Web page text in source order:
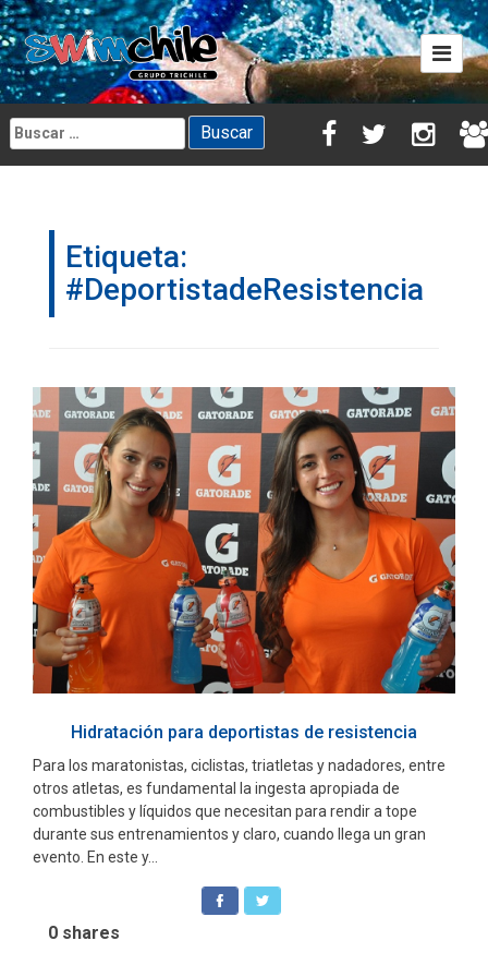
Skip
to
content
Buscar:
Etiqueta:
#DeportistadeResistencia
Hidratación para deportistas de resistencia
Para los maratonistas, ciclistas, triatletas y nadadores, entre
otros atletas, es fundamental la ingesta apropiada de
combustibles y líquidos que necesitan para rendir a tope
durante sus entrenamientos y claro, cuando llega un gran
evento. En este y...
0 shares